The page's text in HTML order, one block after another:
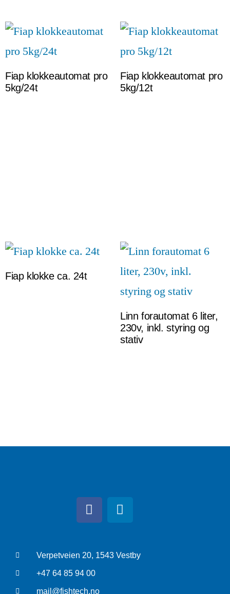
Fiap klokkeautomat pro
5kg/24t
Fiap klokkeautomat pro
5kg/12t
Fiap klokke ca. 24t
Linn forautomat 6 liter,
230v, inkl. styring og
stativ
Verpetveien 20, 1543 Vestby
+47 64 85 94 00
mail@fishtech.no